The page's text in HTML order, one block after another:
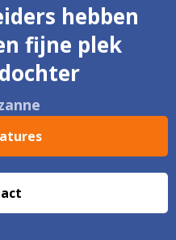
hebben
fijne plek